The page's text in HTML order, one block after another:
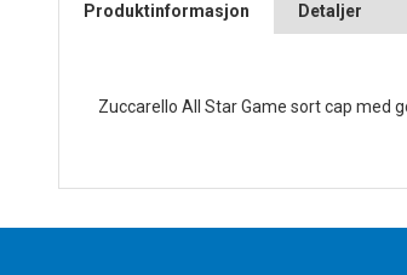
Produktinformasjon Detaljer
Zuccarello All Star Game sort cap med